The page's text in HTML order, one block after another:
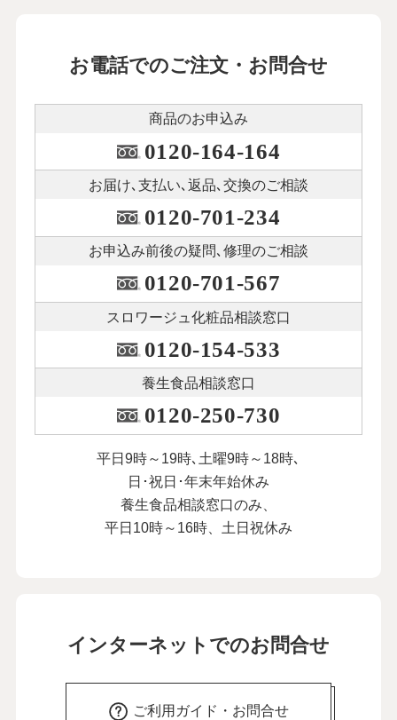
お電話でのご注文・お問合せ
商品のお申込み
0120-164-164
お届け､支払い､ 返品､交換のご相談
0120-701-234
お申込み前後の疑問､修理のご相談
0120-701-567
スロワージュ化粧品相談窓口
0120-154-533
養生食品相談窓口
0120-250-730
平日9時～19時､土曜9時～18時､
日･祝日･年末年始休み
養生食品相談窓口のみ、
平日10時～16時、土日祝休み
インターネットでのお問合せ
ご利用ガイド・お問合せ